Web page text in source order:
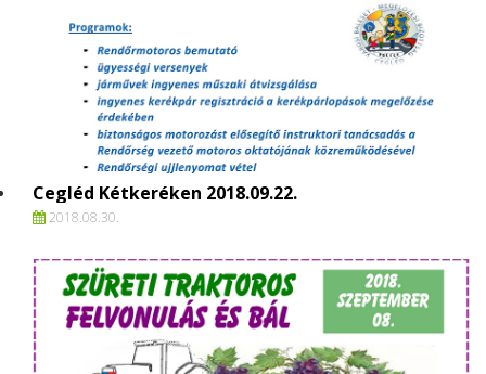
Cegléd Kétkeréken 2018.09.22.
2018.08.30.